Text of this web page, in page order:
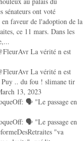
sénateurs ont voté
faveur de l'adoption de la
ce 11 mars. Dans les
La vérité n est
La vérité n est
Puy .. du fou ! slimane tir
13, 2023
🗣️ "Le passage en
🗣️ "Le passage en
"va